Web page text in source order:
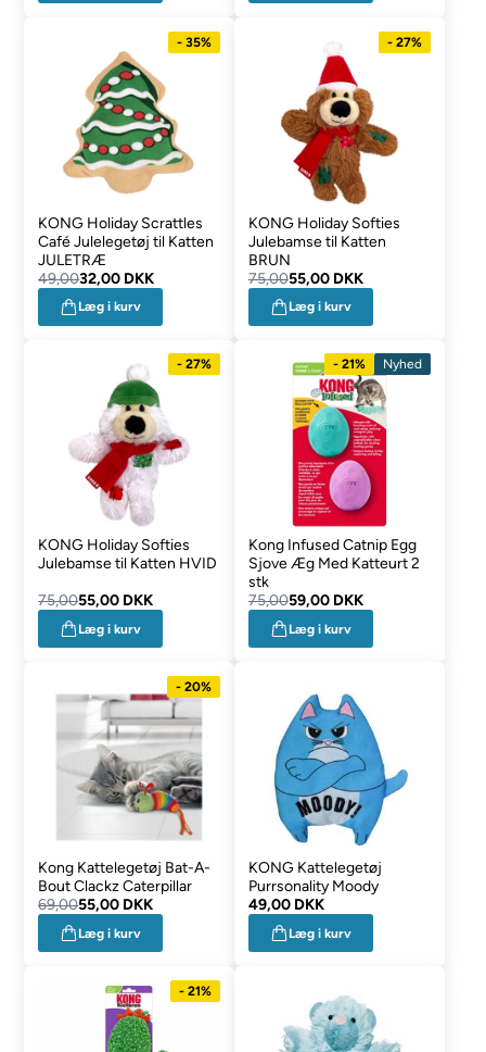
- 35%
KONG Holiday Scrattles
Café Julelegetøj til Katten
JULETRÆ
49,0032,00 DKK
Læg i kurv
- 27%
KONG Holiday Softies
Julebamse til Katten
BRUN
75,0055,00 DKK
Læg i kurv
- 27%
KONG Holiday Softies
Julebamse til Katten HVID
75,0055,00 DKK
Læg i kurv
- 21% Nyhed
Kong Infused Catnip Egg
Sjove Æg Med Katteurt 2
stk
75,0059,00 DKK
Læg i kurv
- 20%
Kong Kattelegetøj Bat-A-
Bout Clackz Caterpillar
69,0055,00 DKK
Læg i kurv
KONG Kattelegetøj
Purrsonality Moody
49,00 DKK
Læg i kurv
- 21%